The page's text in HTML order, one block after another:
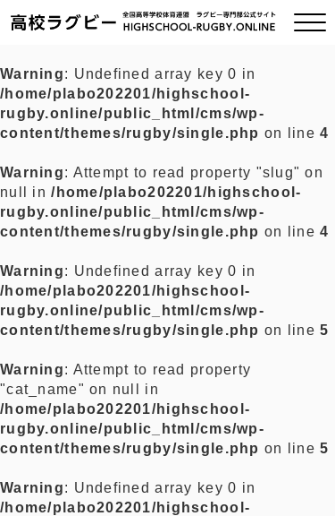
ご挨拶
全国チーム紹介
プライバシーポリシー
お問い合わせ
Warning: Undefined array key 0 in
/home/plabo202201/highschool-
rugby.online/public_html/cms/wp-
content/themes/rugby/single.php on line4
Warning: Attempt to read property "slug" on
null in/home/plabo202201/highschool-
rugby.online/public_html/cms/wp-
content/themes/rugby/single.php on line4
Warning: Undefined array key 0 in
/home/plabo202201/highschool-
rugby.online/public_html/cms/wp-
content/themes/rugby/single.php on line5
Warning: Attempt to read property
"cat_name" on null in
/home/plabo202201/highschool-
rugby.online/public_html/cms/wp-
content/themes/rugby/single.php on line5
Warning: Undefined array key 0 in
/home/plabo202201/highschool-